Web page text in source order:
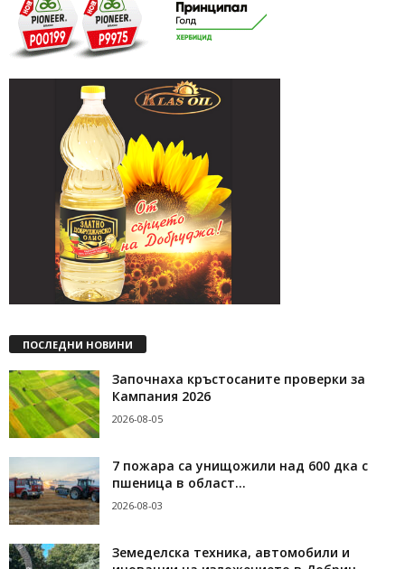
ПОСЛЕДНИ НОВИНИ
Започнаха кръстосаните проверки за
Кампания 2026
2026-08-05
7 пожара са унищожили над 600 дка с
пшеница в област...
2026-08-03
Земеделска техника, автомобили и